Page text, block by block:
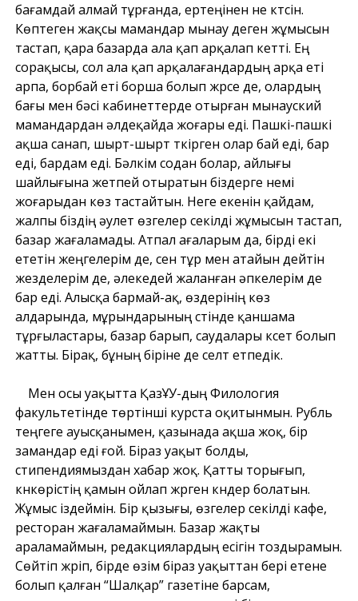
бағамдай алмай тұрғанда, ертеңінен не күтсін.
Көптеген жақсы мамандар мынау деген жұмысын
тастап, қара базарда ала қап арқалап кетті. Ең
сорақысы, сол ала қап арқалағандардың арқа еті
арпа, борбай еті борша болып жүрсе де, олардың
бағы мен бәсі кабинеттерде отырған мынауский
мамандардан әлдеқайда жоғары еді. Пашкі-пашкі
ақша санап, шырт-шырт түкірген олар бай еді, бар
еді, бардам еді. Бәлкім содан болар, айлығы
шайлығына жетпей отыратын біздерге үнемі
жоғарыдан көз тастайтын. Неге екенін қайдам,
жалпы біздің әулет өзгелер секілді жұмысын тастап,
базар жағаламады. Атпал ағаларым да, бірді екі
ететін жеңгелерім де, сен тұр мен атайын дейтін
жезделерім де, әлекедей жаланған әпкелерім де
бар еді. Алысқа бармай-ақ, өздерінің көз
алдарында, мұрындарының үстінде қаншама
тұрғыластары, базар барып, саудалары күсет болып
жатты. Бірақ, бұның біріне де селт етпедік.
Мен осы уақытта ҚазҰУ-дың Филология
факультетінде төртінші курста оқитынмын. Рубль
теңгеге ауысқанымен, қазынада ақша жоқ, бір
замандар еді ғой. Біраз уақыт болды,
стипендиямыздан хабар жоқ. Қатты торығып,
күнкөрістің қамын ойлап жүрген күндер болатын.
Жұмыс іздеймін. Бір қызығы, өзгелер секілді кафе,
ресторан жағаламаймын. Базар жақты
араламаймын, редакциялардың есігін тоздырамын.
Cөйтіп жүріп, бірде өзім біраз уақыттан бері етене
болып қалған “Шалқар” газетіне барсам,